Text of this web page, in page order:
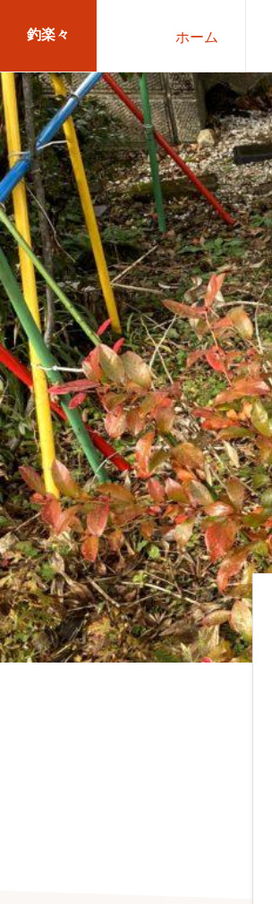
primary
navigation
main
content
釣楽々
海
水・
淡
水，
ル
ア
ー・
エ
サ
問
わ
ず
幅
広
く
釣
り
を
紹
介
ホーム